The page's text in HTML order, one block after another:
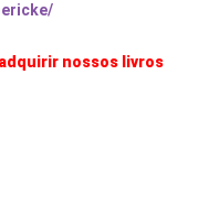
nossos livros